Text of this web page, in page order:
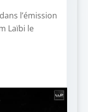
l’émission
Laïbi le